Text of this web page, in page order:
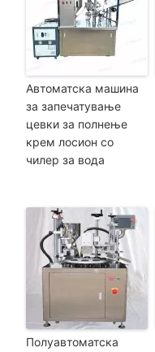
Автоматска машина
за запечатување
цевки за полнење
крем лосион со
чилер за вода
Полуавтоматска